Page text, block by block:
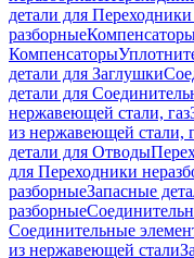
детали для
разборные
Компенсаторы
детали для Заглушки
детали для
нержавеющей стали, газ
из нержавеющей стали,
детали для Отводы
для Переходники
разборныеЗапасные
разборные
Соединительные
из нержавеющей стали